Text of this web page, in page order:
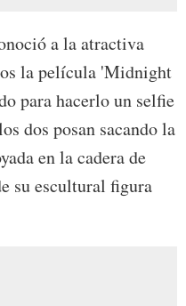
a la atractiva
la película 'Midnight
para hacerlo un selfie
dos posan sacando la
en la cadera de
su escultural figura